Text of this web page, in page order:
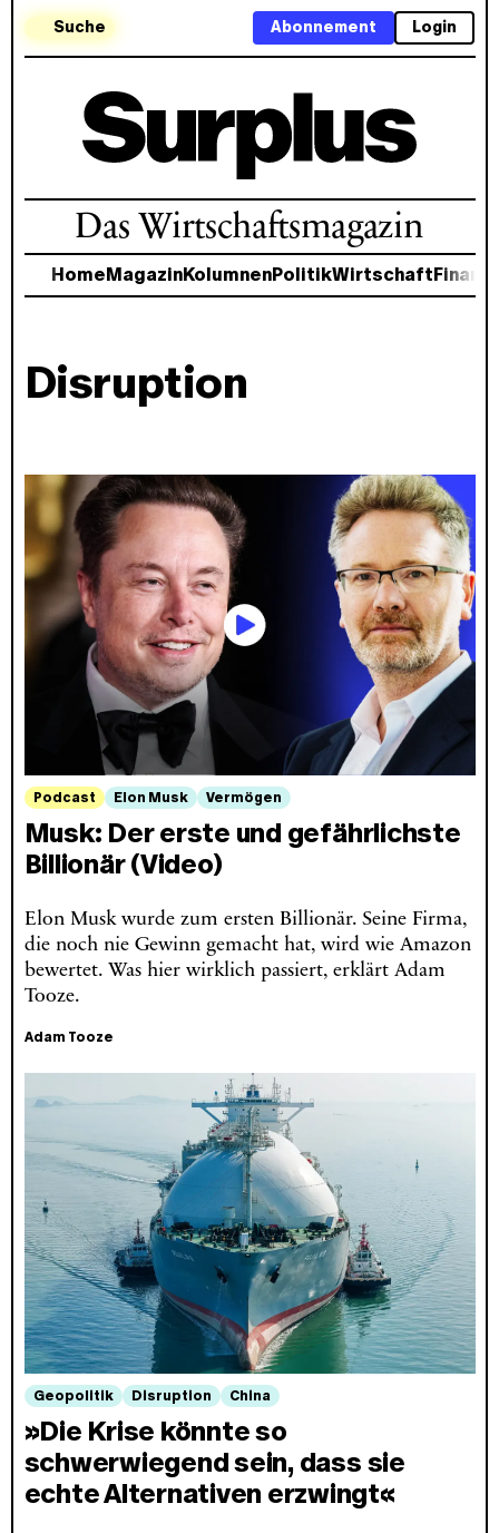
Suche Login
Abonnement
Das Wirtschaftsmagazin
Home MagazinKolumnenPolitikWirtschaft
Disruption
Podcast Elon Musk Vermögen
Musk: Der erste und gefährlichste
Billionär (Video)
Elon Musk wurde zum ersten Billionär. Seine Firma,
die noch nie Gewinn gemacht hat, wird wie Amazon
bewertet. Was hier wirklich passiert, erklärt Adam
Tooze.
Adam Tooze
Geopolitik Disruption China
»Die Krise könnte so
schwerwiegend sein, dass sie
echte Alternativen erzwingt«